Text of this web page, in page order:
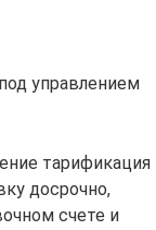
управлением
тарификация
досрочно,
счете и